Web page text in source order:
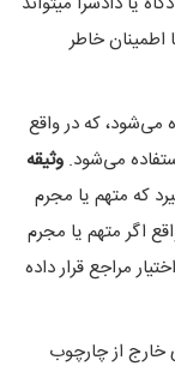
اطمینان خاطر
می‌شود، که در واقع
می‌شود. وثیقه
که متهم یا مجرم
اگر متهم یا مجرم
مراجع قرار داده
خارج از چارچوب